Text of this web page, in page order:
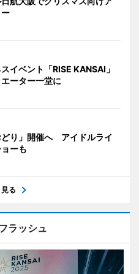
イベント「RISE KANSAI」
ーター一堂に
どり」開催へ アイドルライ
ーも
る
ラッシュ